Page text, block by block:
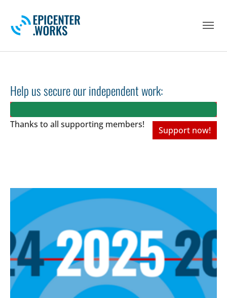
Help us secure our independent work:
Thanks to all supporting members!
Support now!